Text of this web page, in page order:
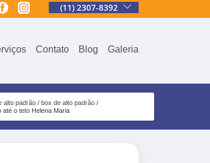
(11) 2307-8392
Contato Blog Galeria
alto padrão
box de alto padrão
até o teto Helena Maria